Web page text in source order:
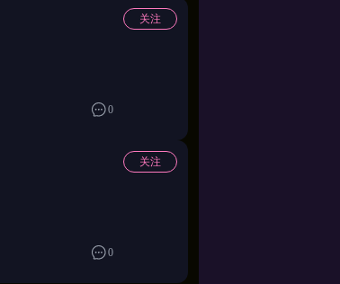
由于网络原因导致，建
关注
0
关注
0